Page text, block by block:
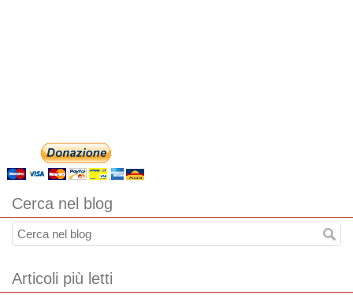
Cerca nel blog
Articoli più letti